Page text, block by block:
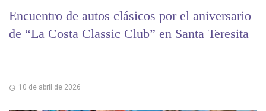
Encuentro de autos clásicos por el aniversario
de “La Costa Classic Club” en Santa Teresita
10 de abril de 2026